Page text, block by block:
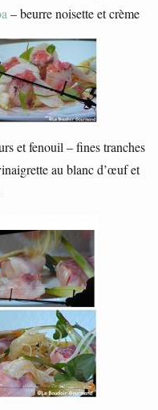
– beurre noisette et crème
et fenouil – fines tranches
au blanc d’œuf et